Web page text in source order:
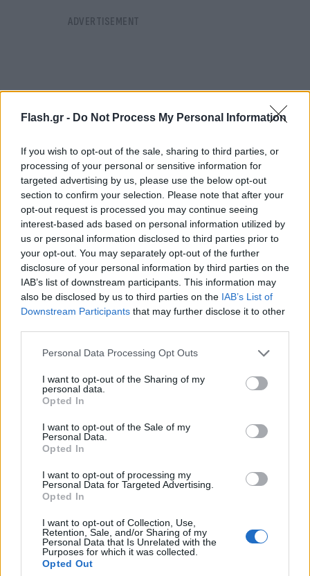
Flash.gr - Do Not Process My Personal Information
If you wish to opt-out of the sale, sharing to third parties, or
processing of your personal or sensitive information for
targeted advertising by us, please use the below opt-out
section to confirm your selection. Please note that after your
opt-out request is processed you may continue seeing
interest-based ads based on personal information utilized by
us or personal information disclosed to third parties prior to
your opt-out. You may separately opt-out of the further
disclosure of your personal information by third parties on the
IAB’s list of downstream participants. This information may
also be disclosed by us to third parties on the IAB’s List of
Downstream Participants that may further disclose it to other
Please note that this website/app uses one or more Google
not limited to your visit or usage behaviour. You may click to
grant or deny consent to Google and its third-party tags to
use your data for below specified purposes in below Google
consent section.
Personal Data Processing Opt Outs
I want to opt-out of the Sharing of my
personal data.
Opted In
I want to opt-out of the Sale of my
Personal Data.
Opted In
I want to opt-out of processing my
Personal Data for Targeted Advertising.
Opted In
I want to opt-out of Collection, Use,
Retention, Sale, and/or Sharing of my
Personal Data that Is Unrelated with the
Purposes for which it was collected.
Opted Out
Συνεπώς, τίθεται σε εφαρμογή το 2ο στάδιο
επιχειρησιακής ετοιμότητας του Π.Σ. και θα
πραγματοποιηθούν περιπολίες εναέριας
επιτήρησης, καθώς και περιπολίες από
πυροσβεστικές, αστυνομικές και στρατιωτικές
δυνάμεις.
Επιπρόσθετα, το προσωπικό των Πυροσβεστικών
τίθεται σε μερική επιφυλακή, προκειμένου να
αντιμετωπιστούν οι αυξημένες υπηρεσιακές
απαιτήσεις, που πιθανόν να προκύψουν λόγω πολύ
υψηλού κινδύνου πυρκαγιάς (κατηγορία κίνδυνου
Ταυτόχρονα, για τις ανωτέρω περιοχές, τίθεται σε
εφαρμογή το σχέδιο δράσεων Πολιτικής